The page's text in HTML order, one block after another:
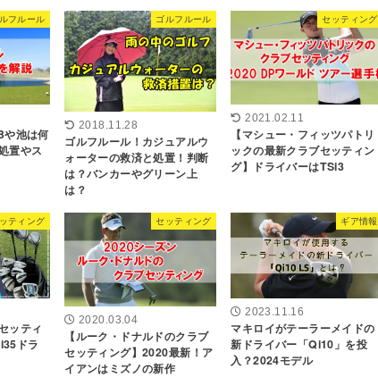
フルール
や池は何
置やス
ゴルフルール
2018.11.28
ゴルフルール！カジュアルウ
ォーターの救済と処置！判断
は？バンカーやグリーン上
は？
セッティング
2021.02.11
【マシュー・フィッツパトリ
ックの最新クラブセッティン
グ】ドライバーはTSi3
ティング
ッティ
ドラ
セッティング
2020.03.04
【ルーク・ドナルドのクラブ
セッティング】2020最新！ア
イアンはミズノの新作
ギア情報
2023.11.16
マキロイがテーラーメイドの
新ドライバー「Qi10」を投
入？2024モデル